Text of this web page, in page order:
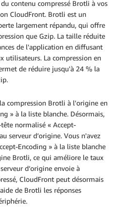
contenu compressé Brotli à vos
CloudFront. Brotli est un
largement répandu, qui offre
que Gzip. La taille réduite
de l'application en diffusant
utilisateurs. La compression en
de réduire jusqu'à 24 % la
compression Brotli à l'origine en
» à la liste blanche. Désormais,
normalisé « Accept-
serveur d’origine. Vous n'avez
Encoding » à la liste blanche
Brotli, ce qui améliore le taux
d’origine envoie à
CloudFront peut désormais
de Brotli les réponses